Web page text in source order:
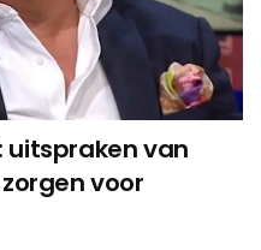
uitspraken van
voor